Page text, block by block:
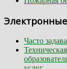
Часто